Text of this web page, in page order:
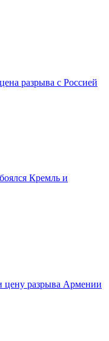
разрыва с Россией
Кремль и
цену разрыва Армении